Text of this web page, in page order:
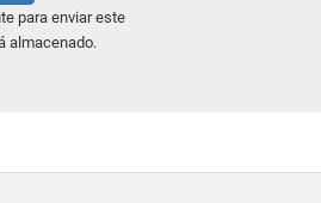
para enviar este
almacenado.